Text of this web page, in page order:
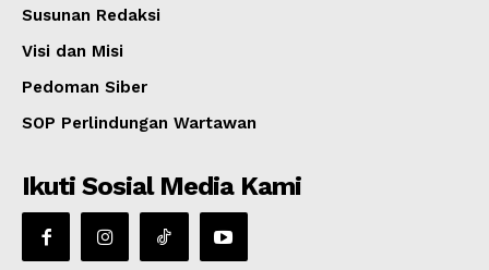
Susunan Redaksi
Visi dan Misi
Pedoman Siber
SOP Perlindungan Wartawan
Ikuti Sosial Media Kami